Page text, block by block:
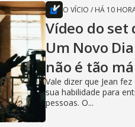
O VÍCIO / HÁ 10
Vídeo do set
Um Novo
não é tão
Vale dizer que Jean
sua habilidade para
pessoas. O...